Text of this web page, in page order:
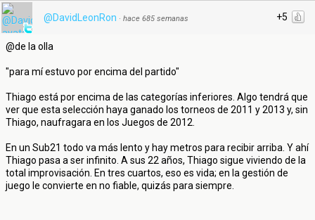
+5
@DavidLeonRon · hace 685 semanas
@de la olla
"para mí estuvo por encima del partido"
Thiago está por encima de las categorías inferiores. Algo tendrá que
ver que esta selección haya ganado los torneos de 2011 y 2013 y, sin
Thiago, naufragara en los Juegos de 2012.
En un Sub21 todo va más lento y hay metros para recibir arriba. Y ahí
Thiago pasa a ser infinito. A sus 22 años, Thiago sigue viviendo de la
total improvisación. En tres cuartos, eso es vida; en la gestión de
juego le convierte en no fiable, quizás para siempre.